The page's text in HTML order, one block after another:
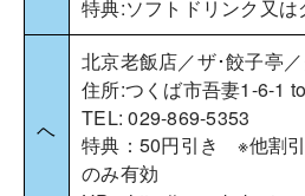
特典:ソフトドリンク又は
ヘ
北京老飯店／ザ･餃子亭
住所:つくば市吾妻1-6-1
TEL: 029-869-5353
特典：50円引き ※他割
のみ有効